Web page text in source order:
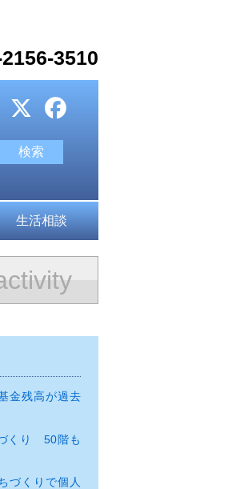
3510
生活相談
金残高が過去
くり 50階も
づくりで個人